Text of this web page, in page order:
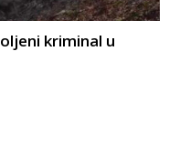
kriminal u